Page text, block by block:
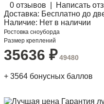
0 отзывов
Написать
Доставка: Бесплатно до
Наличие: Нет в наличии
Ростовка сноуборда
Размер креплений
35636 ₽ 49480
+ 3564 бонусных баллов
Гарантия